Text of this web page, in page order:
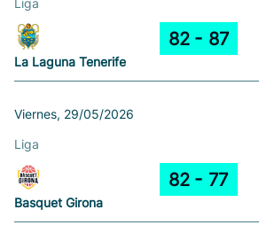
Liga
La Laguna Tenerife
82 87
Viernes, 29/05/2026
Liga
Basquet Girona
82 77